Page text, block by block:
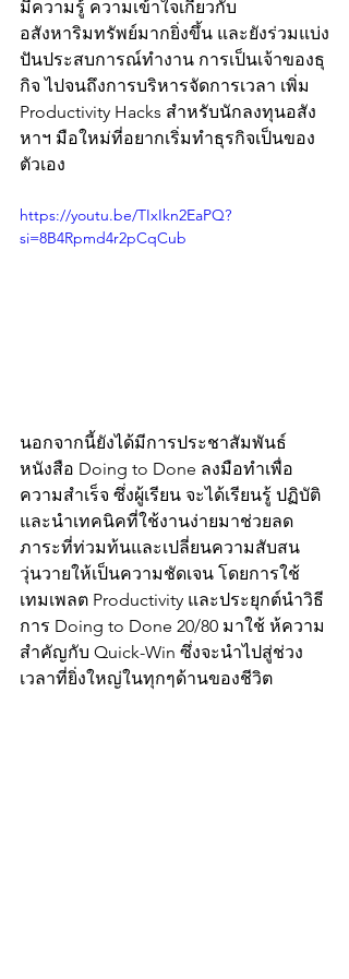
มีความรู้ ความเข้าใจเกี่ยวกับ
อสังหาริมทรัพย์มากยิ่งขึ้น และยังร่วมแบ่ง
ปันประสบการณ์ทำงาน การเป็นเจ้าของธุ
กิจ ไปจนถึงการบริหารจัดการเวลา เพิ่ม
Productivity Hacks สำหรับนักลงทุนอสัง
หาฯ มือใหม่ที่อยากเริ่มทำธุรกิจเป็นของ
ตัวเอง
https://youtu.be/TIxIkn2EaPQ?
si=8B4Rpmd4r2pCqCub
นอกจากนี้ยังได้มีการประชาสัมพันธ์
หนังสือ Doing to Done ลงมือทำเพื่อ
ความสำเร็จ ซึ่งผู้เรียน จะได้เรียนรู้ ปฏิบัติ
และนำเทคนิคที่ใช้งานง่ายมาช่วยลด
ภาระที่ท่วมท้นและเปลี่ยนความสับสน
วุ่นวายให้เป็นความชัดเจน โดยการใช้
เทมเพลต Productivity และประยุกต์นำวิธี
การ Doing to Done 20/80 มาใช้ ห้ความ
สำคัญกับ Quick-Win ซึ่งจะนำไปสู่ช่วง
เวลาที่ยิ่งใหญ่ในทุกๆด้านของชีวิต